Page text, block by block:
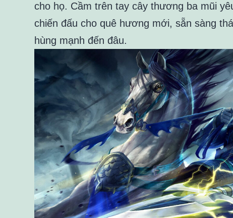
cho họ. Cầm trên tay cây thương ba mũi
chiến đấu cho quê hương mới, sẵn sàng
hùng mạnh đến đâu.